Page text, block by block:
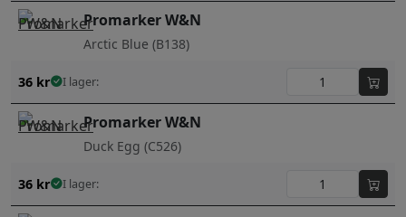
Promarker W&N
Arctic Blue (B138)
36 kr I lager:
Promarker W&N
Duck Egg (C526)
36 kr I lager: